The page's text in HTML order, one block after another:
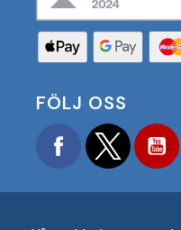
FÖLJ OSS
FacebookTwitter